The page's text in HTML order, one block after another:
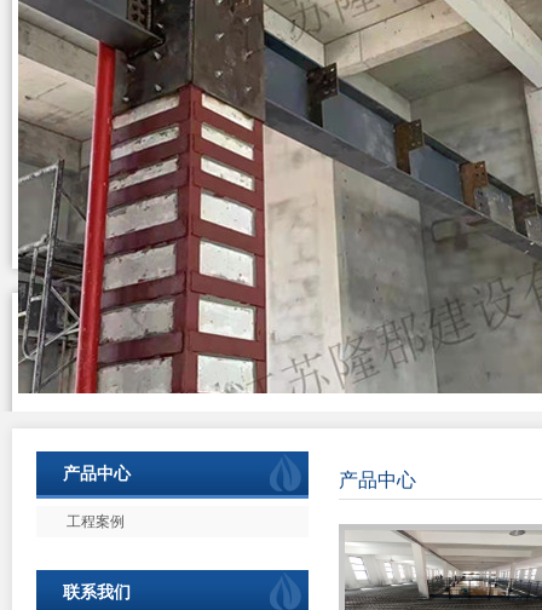
产品中心
产品中心
工程案例
联系我们